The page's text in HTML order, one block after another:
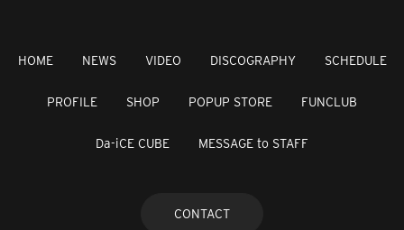
HOME NEWS VIDEO DISCOGRAPHY SCHEDULE
PROFILE SHOP POPUP STORE FUNCLUB
Da-iCE CUBE MESSAGE to STAFF
CONTACT